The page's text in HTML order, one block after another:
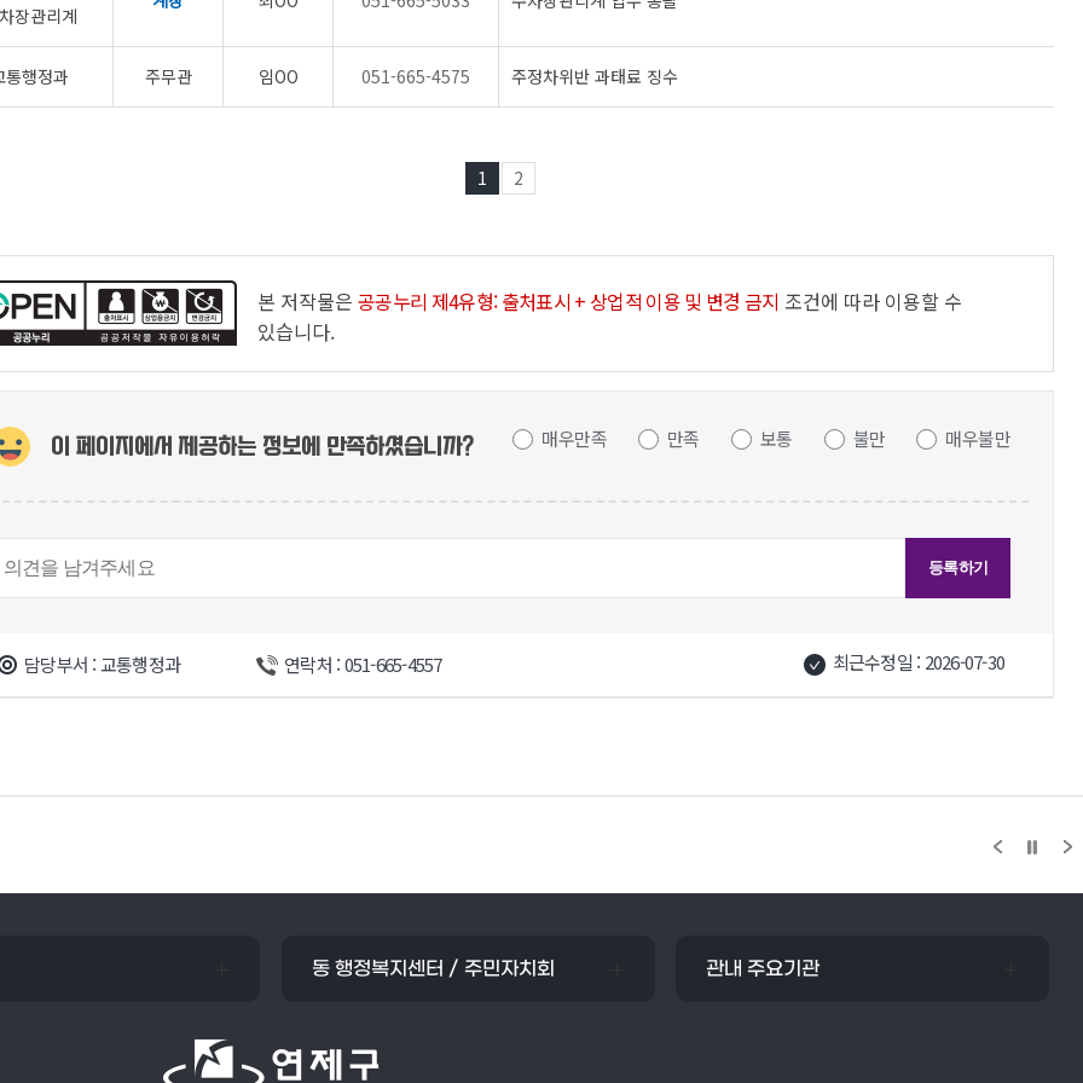
장관리계
통행정과 주무관 임OO 051-665-4575 주정차위반 과태료 징수
1 2
본 저작물은 공공누리 제4유형: 출처표시 + 상업적 이용 및 변경 금지 조건에 따라 이용할 수
있습니다.
담당부서 : 교통행정과 연락처 : 051-665-4557 최근수정일 : 2026-07-30
이 페이지에서 제공하는 정보에 만족하셨습니까? 매우만족 만족 보통 불만 매우불만
동 행정복지센터 / 주민자치회 관내 주요기관